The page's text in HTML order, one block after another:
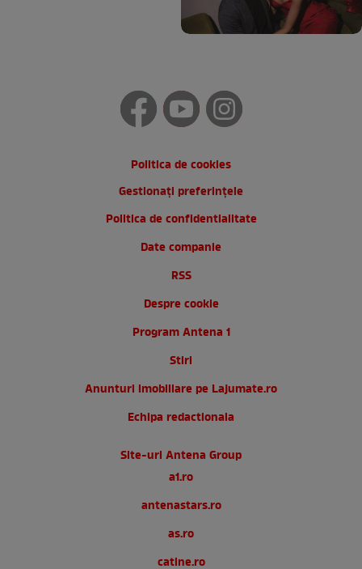
Politica de cookies
Gestionați preferințele
Politica de confidentialitate
Date companie
RSS
Despre cookie
Program Antena 1
Stiri
Anunturi imobiliare pe Lajumate.ro
Echipa redactionala
Site-uri Antena Group
a1.ro
antenastars.ro
as.ro
catine.ro